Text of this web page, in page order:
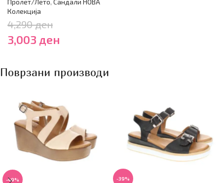
Пролет/Лето, Сандали НОВА
Колекција
4,290ден
3,003 ден
Поврзани производи
-49% -39%